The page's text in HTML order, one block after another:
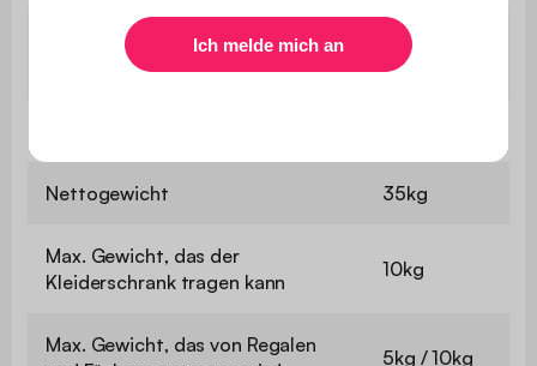
Höhe der Ablagefächer
16cm /
33,5cm
Nettogewicht 35kg
Max. Gewicht, das der
Kleiderschrank tragen kann
10kg
Max. Gewicht, das von Regalen
5kg / 10kg